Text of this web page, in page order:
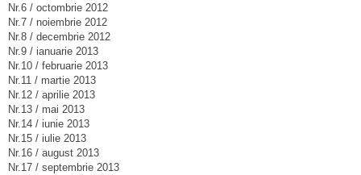
Nr.6 / octombrie 2012
Nr.7 / noiembrie 2012
Nr.8 / decembrie 2012
Nr.9 / ianuarie 2013
Nr.10 / februarie 2013
Nr.11 / martie 2013
Nr.12 / aprilie 2013
Nr.13 / mai 2013
Nr.14 / iunie 2013
Nr.15 / iulie 2013
Nr.16 / august 2013
Nr.17 / septembrie 2013